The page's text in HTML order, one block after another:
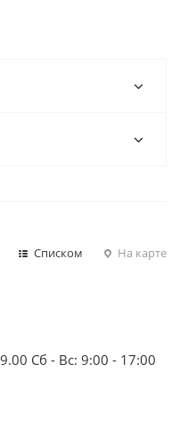
Списком На карте
Сб - Вс: 9:00 - 17:00